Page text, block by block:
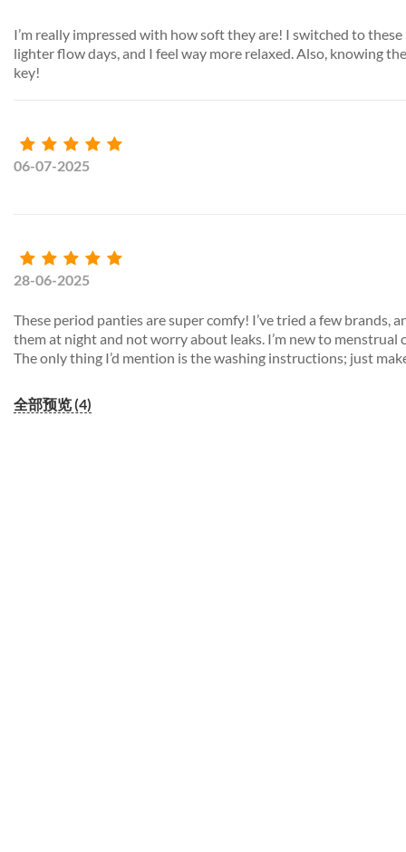
I’m really impressed with how soft they are! I switched to
lighter flow days, and I feel way more relaxed. Also, knowing
key!
06-07-2025
28-06-2025
These period panties are super comfy! I’ve tried a few
them at night and not worry about leaks. I’m new to menstrual
The only thing I’d mention is the washing instructions; just
全部预览 (4)